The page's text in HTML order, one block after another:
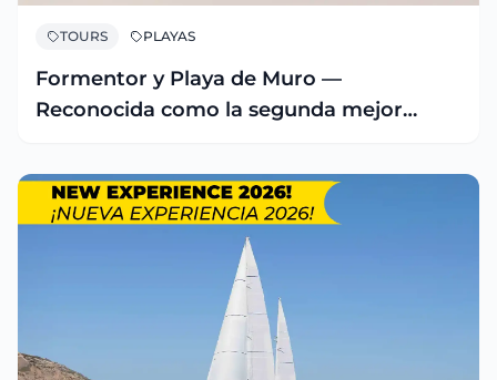
TOURS PLAYAS
Formentor y Playa de Muro —
Reconocida como la segunda mejor